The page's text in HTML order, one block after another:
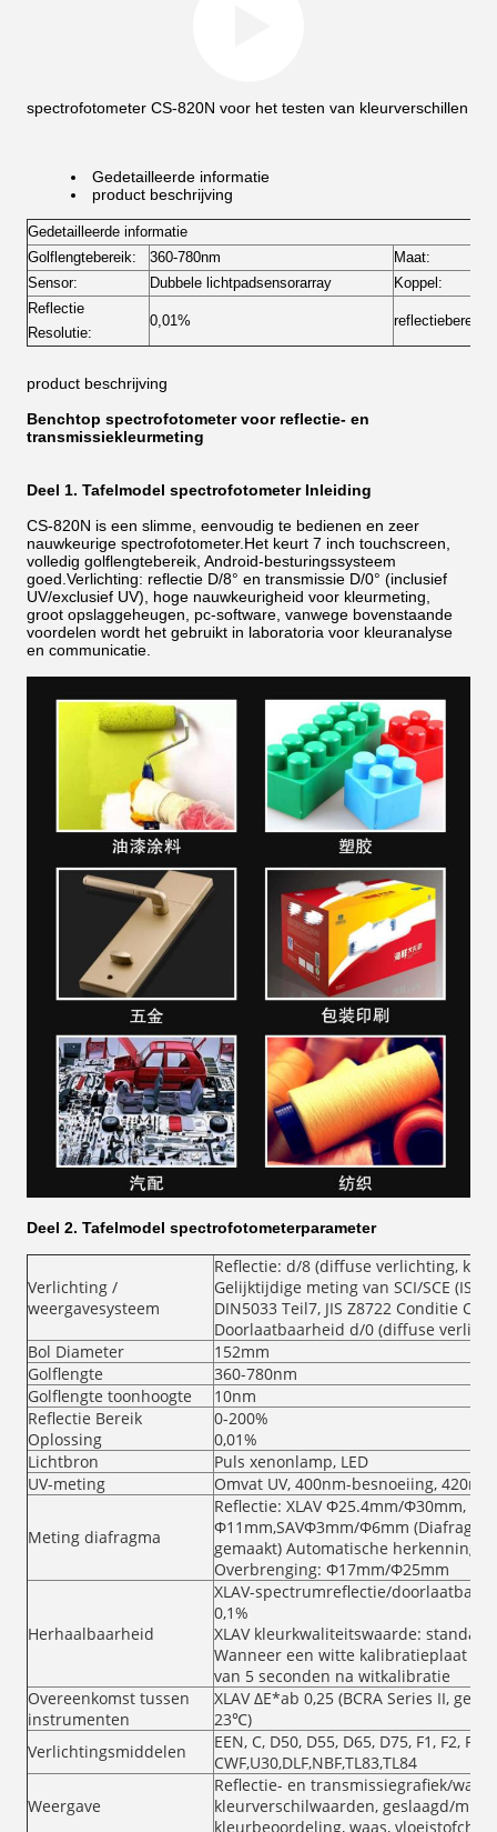
spectrofotometer CS-820N voor het testen van kleurverschillen
Gedetailleerde informatie
product beschrijving
Gedetailleerde informatie
Golflengtebereik:
360-780nm
Maat:
Sensor:
Dubbele lichtpadsensorarray
Koppel:
Reflectie
Resolutie:
0,01% reflectiebereik:
product beschrijving
Benchtop spectrofotometer voor reflectie- en
transmissiekleurmeting
Deel 1. Tafelmodel spectrofotometer Inleiding
CS-820N is een slimme, eenvoudig te bedienen en zeer
nauwkeurige spectrofotometer.Het keurt 7 inch touchscreen,
volledig golflengtebereik, Android-besturingssysteem
goed.Verlichting: reflectie D/8° en transmissie D/0° (inclusief
UV/exclusief UV), hoge nauwkeurigheid voor kleurmeting,
groot opslaggeheugen, pc-software, vanwege bovenstaande
voordelen wordt het gebruikt in laboratoria voor kleuranalyse
en communicatie.
Deel 2. Tafelmodel spectrofotometerparameter
Verlichting /
weergavesysteem
Reflectie: d/8 (diffuse verlichting,
Gelijktijdige meting van SCI/SCE
DIN5033 Teil7, JIS Z8722 Conditie C
Doorlaatbaarheid d/0 (diffuse
Bol Diameter
152mm
Golflengte
360-780nm
Golflengte toonhoogte
10nm
Reflectie Bereik
Oplossing
0-200%
0,01%
Lichtbron
Puls xenonlamp, LED
UV-meting
Omvat UV, 400nm-besnoeiing,
Meting diafragma
Reflectie: XLAV Φ25.4mm/Φ30mm,
Φ11mm,SAVΦ3mm/Φ6mm
gemaakt) Automatische herkenning
Overbrenging: Φ17mm/Φ25mm
Herhaalbaarheid
XLAV-spectrumreflectie/
0,1%
XLAV kleurkwaliteitswaarde:
Wanneer een witte kalibratieplaat
van 5 seconden na witkalibratie
Overeenkomst tussen
instrumenten
XLAV ΔE*ab 0,25 (BCRA Series II,
23℃)
Verlichtingsmiddelen
EEN, C, D50, D55, D65, D75, F1, F2, F3,
CWF,U30,DLF,NBF,TL83,TL84
Weergave
Reflectie- en transmissiegrafiek/
kleurverschilwaarden, geslaagd/
kleurbeoordeling, waas,